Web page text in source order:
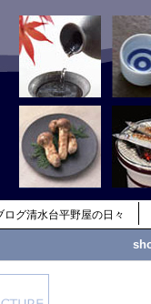
ログ清水台平野屋の日々